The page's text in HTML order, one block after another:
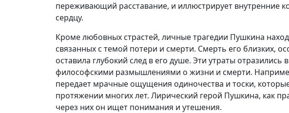
переживающий расставание, и иллюстрирует внутренние
сердцу.
Кроме любовных страстей, личные трагедии Пушкина
связанных с темой потери и смерти. Смерть его близких,
оставила глубокий след в его душе. Эти утраты отразились
философскими размышлениями о жизни и смерти.
передает мрачные ощущения одиночества и тоски,
протяжении многих лет. Лирический герой Пушкина, как
через них он ищет понимания и утешения.